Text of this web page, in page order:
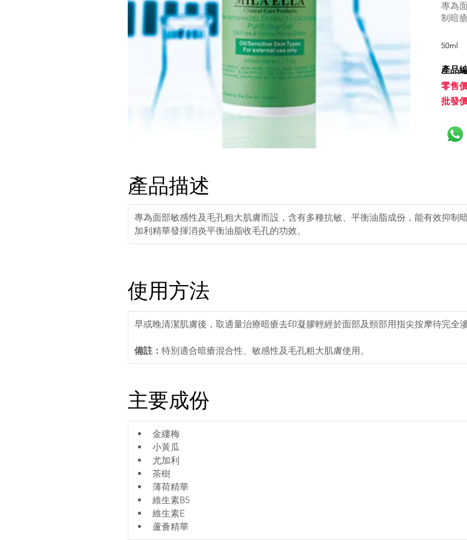
專為
制暗
50ml
產品
零售
批發
產品描述
專為面部敏感性及毛孔粗大肌膚而設，含有多種抗敏、平衡油脂成份，能有效抑制
加利精華發揮消炎平衡油脂收毛孔的功效。
使用方法
早或晚清潔肌膚後，取適量治療暗瘡去印凝膠輕經於面部及頸部用指尖按摩待完全滲
備註： 特別適合暗瘡混合性、敏感性及毛孔粗大肌膚使用。
主要成份
金縷梅
小黃瓜
尤加利
茶樹
薄荷精華
維生素B5
維生素E
蘆薈精華